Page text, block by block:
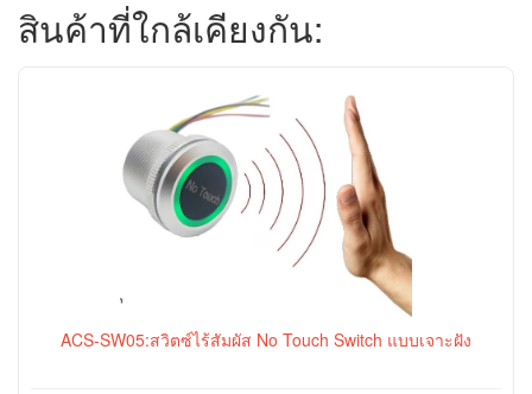
สินค้าที่ใกล้เคียงกัน:
ACS-SW05:สวิตซ์ไร้สัมผัส No Touch Switch แบบเจาะฝัง